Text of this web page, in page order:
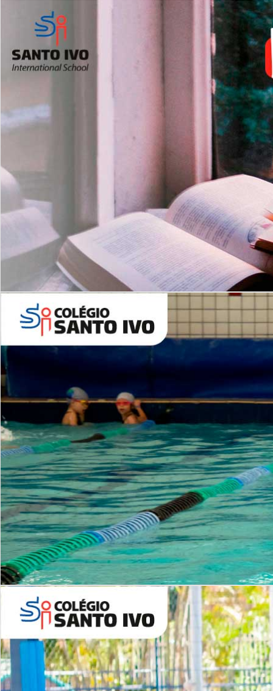
Matrículas Abertas 2026
Leituras Literárias
Período Integral | Saiba mais
2º AO 5º ANO FUNDAMENTAL
es
Com imersão Bilingue - Anos
Finais
6º AO 9º ANO FUNDAMENTAL
Inglês: Turmas Reduzidas
(Proficiência)
ALUNOS NOVOS
Entre em Contato
INSTITUCIONAL